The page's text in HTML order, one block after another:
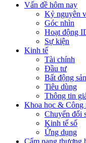
Vấn đề hôm nay
Kỷ nguyên
Góc nhìn
Hoạt động
Sự kiện
Kinh tế
Tài chính
Đầu tư
Bất động sản
Tiêu dùng
Thông tin
Khoa học & Công
Chuyển đổi
Kinh tế số
Ứng dụng